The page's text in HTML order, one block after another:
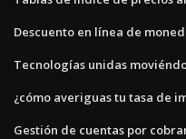
Descuento en línea de
Tecnologías unidas
¿cómo averiguas tu tasa de
Gestión de cuentas por